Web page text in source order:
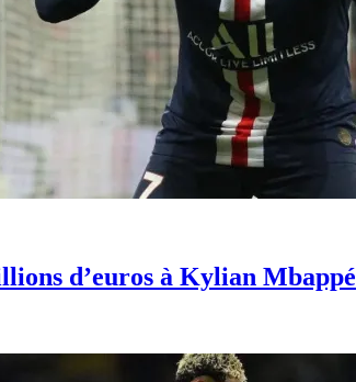
d’euros à Kylian Mbappé